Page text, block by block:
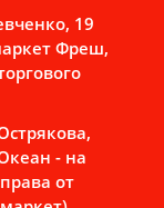
19
Фреш,
- на
от